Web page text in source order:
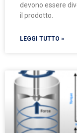
devono essere
il prodotto.
LEGGI TUTTO »